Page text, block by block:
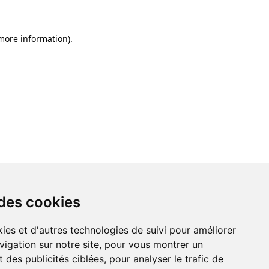
cookies
et d'autres technologies de suivi pour améliorer
sur notre site, pour vous montrer un
des publicités ciblées, pour analyser le trafic de
information).